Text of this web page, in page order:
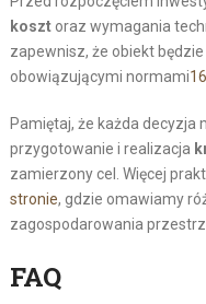
kosztoraz wymagania
zapewnisz, że obiekt
obowiązującymi normami16
Pamiętaj, że każda decyzja
przygotowanie i realizacja
zamierzony cel. Więcej
stronie, gdzie omawiamy
zagospodarowania
FAQ